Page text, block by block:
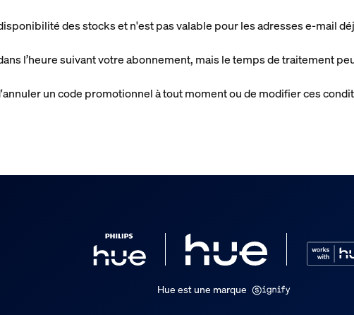
des stocks et n'est pas valable pour les adresses e-mail
l’heure suivant votre abonnement, mais le temps de traitement
un code promotionnel à tout moment ou de modifier ces
Hue est une marque